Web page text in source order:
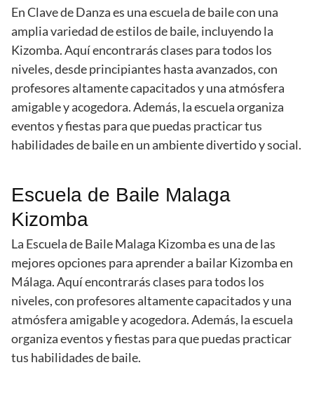
En Clave de Danza es una escuela de baile con una
amplia variedad de estilos de baile, incluyendo la
Kizomba. Aquí encontrarás clases para todos los
niveles, desde principiantes hasta avanzados, con
profesores altamente capacitados y una atmósfera
amigable y acogedora. Además, la escuela organiza
eventos y fiestas para que puedas practicar tus
habilidades de baile en un ambiente divertido y social.
Escuela de Baile Malaga
Kizomba
La Escuela de Baile Malaga Kizomba es una de las
mejores opciones para aprender a bailar Kizomba en
Málaga. Aquí encontrarás clases para todos los
niveles, con profesores altamente capacitados y una
atmósfera amigable y acogedora. Además, la escuela
organiza eventos y fiestas para que puedas practicar
tus habilidades de baile.